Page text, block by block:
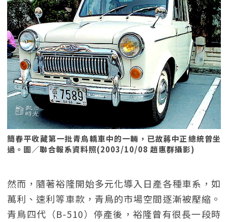
簡春平收藏第一批青鳥轎車中的一輛，已故蔣中正總統曾坐
過。圖／聯合報系資料照(2003/10/08 趙惠群攝影)
然而，隨著裕隆開始多元化導入日產各種車系，如
萬利、速利等車款，青鳥的市場空間逐漸被壓縮。
青鳥四代（B-510）停產後，裕隆曾有很長一段時